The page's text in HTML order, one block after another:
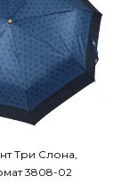
Три Слона,
3808-02